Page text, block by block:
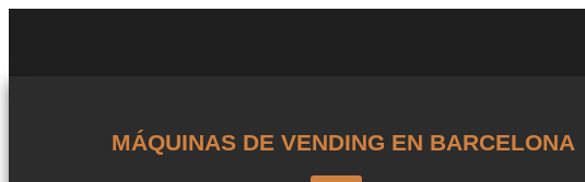
MÁQUINAS DE VENDING EN BARCELONA